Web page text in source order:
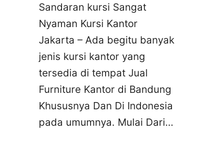
Sandaran kursi Sangat
Nyaman Kursi Kantor
Jakarta – Ada begitu banyak
jenis kursi kantor yang
tersedia di tempat Jual
Furniture Kantor di Bandung
Khususnya Dan Di Indonesia
pada umumnya. Mulai Dari…